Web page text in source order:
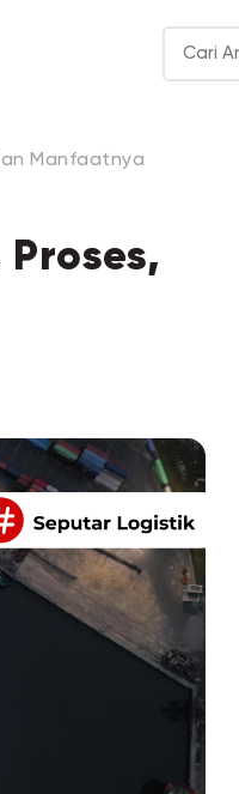
Manfaatnya